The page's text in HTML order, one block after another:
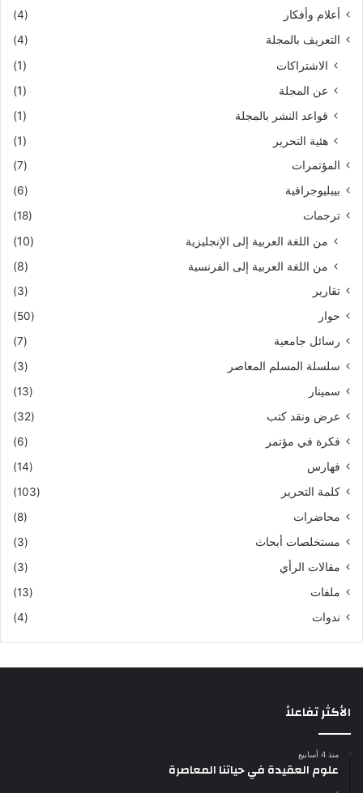
أعلام وأفكار
(4)
التعريف بالمجلة
(4)
الاشتراكات
(1)
عن المجلة
(1)
قواعد النشر بالمجلة
(1)
هئية التحرير
(1)
المؤتمرات
(7)
بيبليوجرافية
(6)
ترجمات
(18)
من اللغة العربية إلى الإنجليزية
(10)
من اللغة العربية إلى الفرنسية
(8)
تقارير
(3)
حوار
(50)
رسائل جامعية
(7)
سلسلة المسلم المعاصر
(3)
سمينار
(13)
عرض ونقد كتب
(32)
فكرة في مؤتمر
(6)
فهارس
(14)
كلمة التحرير
(103)
محاضرات
(8)
مستخلصات أبحاث
(3)
مقالات الرأي
(3)
ملفات
(13)
ندوات
(4)
الأكثر تفاعلاً
منذ 4 أسابيع
علوم العقيدة في حياتنا المعاصرة